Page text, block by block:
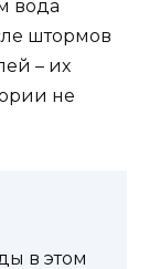
вода
штормов
– их
не
в этом